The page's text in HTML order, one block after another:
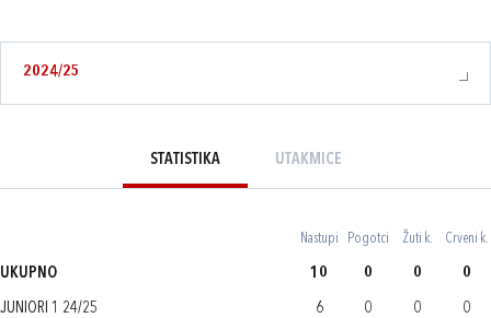
2024/25
STATISTIKA UTAKMICE
Nastupi Pogotci Žuti k. Crveni k.
UKUPNO 10 0 0 0
JUNIORI 1 24/25 6 0 0 0